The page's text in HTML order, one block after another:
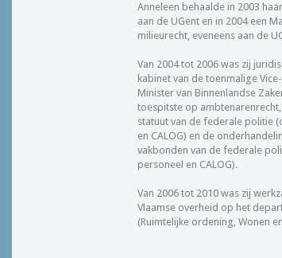
Anneleen behaalde in 2003
aan de UGent en in 2004 een
milieurecht, eveneens aan de
Van 2004 tot 2006 was zij
kabinet van de toenmalige
Minister van Binnenlandse
toespitste op
statuut van de federale politie
en CALOG) en de
vakbonden van de federale
personeel en CALOG).
Van 2006 tot 2010 was zij
Vlaamse overheid op het
(Ruimtelijke ordening, Wonen